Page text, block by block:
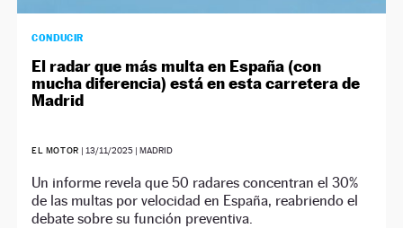
CONDUCIR
El radar que más multa en España (con
mucha diferencia) está en esta carretera de
Madrid
EL MOTOR | 13/11/2025| MADRID
Un informe revela que 50 radares concentran el 30%
de las multas por velocidad en España, reabriendo el
debate sobre su función preventiva.